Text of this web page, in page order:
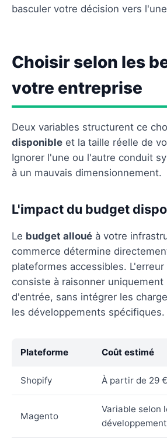
basculer votre décision vers
Choisir selon les
votre entreprise
Deux variables structurent ce
disponible et la taille réelle de
Ignorer l'une ou l'autre conduit
à un mauvais dimensionnement.
L'impact du budget
Le budget alloué à votre
commerce détermine
plateformes accessibles. L'erreur
consiste à raisonner uniquement
d'entrée, sans intégrer les
les développements spécifiques.
Plateforme Coût estimé
Shopify À partir de 29
Magento
Variable selon